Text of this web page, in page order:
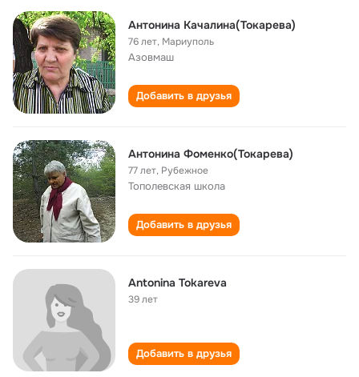
Антонина Качалина(Токарева)
76 лет, Мариуполь
Азовмаш
Добавить в друзья
Антонина Фоменко(Токарева)
77 лет, Рубежное
Тополевская школа
Добавить в друзья
Antonina Tokareva
39 лет
Добавить в друзья